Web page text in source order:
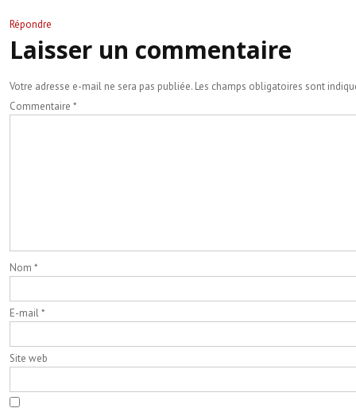
Répondre
Laisser un commentaire
Votre adresse e-mail ne sera pas publiée. Les champs obligatoires sont
Commentaire *
Nom *
E-mail*
Site web